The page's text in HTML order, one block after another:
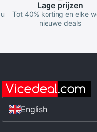
Lage prijzen
Tot 40% korting en elke
nieuwe deals
English